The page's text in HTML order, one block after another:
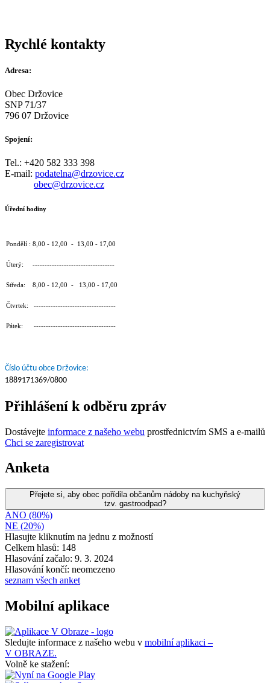
Rychlé kontakty
Adresa:
Obec Držovice
SNP 71/37
796 07 Držovice
Spojení:
Tel.: +420 582 333 398
E-mail: podatelna@drzovice.cz
obec@drzovice.cz
Úřední hodiny
Pondělí : 8,00 - 12,00 - 13,00 - 17,00
Úterý: ----------------------------------
Středa: 8,00 - 12,00 - 13,00 - 17,00
Čtvrtek: ----------------------------------
Pátek: ----------------------------------
Číslo účtu obce Držovice:
1889171369/0800
Přihlášení k odběru zpráv
Dostávejte informace z našeho webu prostřednictvím SMS a e-mailů
Chci se zaregistrovat
Anketa
Přejete si, aby obec pořídila občanům nádoby na kuchyňský
tzv. gastroodpad?
ANO (80%)
NE (20%)
Hlasujte kliknutím na jednu z možností
Celkem hlasů: 148
Hlasování začalo: 9. 3. 2024
Hlasování končí: neomezeno
seznam všech anket
Mobilní aplikace
Sledujte informace z našeho webu v mobilní aplikaci –
V OBRAZE.
Volně ke stažení: